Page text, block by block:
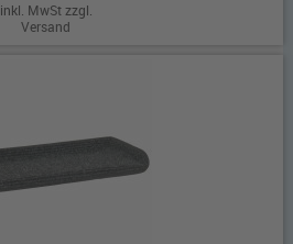
inkl. MwSt zzgl.
Versand